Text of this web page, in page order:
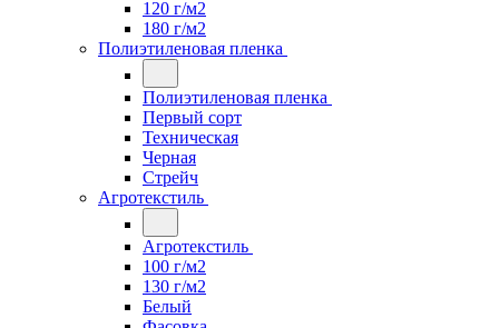
120 г/м2
180 г/м2
Полиэтиленовая пленка
Полиэтиленовая пленка
Первый сорт
Техническая
Черная
Стрейч
Агротекстиль
Агротекстиль
100 г/м2
130 г/м2
Белый